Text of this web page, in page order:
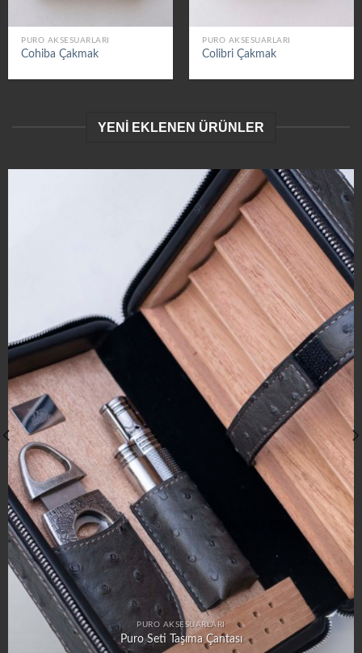
PURO AKSESUARLARI
Cohiba Çakmak
PURO AKSESUARLARI
Colibri Çakmak
YENİ EKLENEN ÜRÜNLER
PURO AKSESUARLARI
Mermer Puro Küllüğü